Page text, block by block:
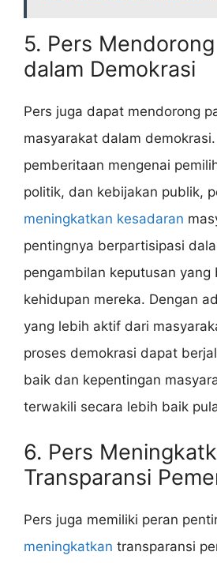
5. Pers
dalam Demokrasi
Pers juga dapat mendorong
masyarakat dalam
pemberitaan mengenai
politik, dan kebijakan publik,
meningkatkan kesadaran
pentingnya berpartisipasi
pengambilan keputusan yang
kehidupan mereka. Dengan
yang lebih aktif dari
proses demokrasi dapat
baik dan kepentingan
terwakili secara lebih baik
6. Pers
Transparansi
Pers juga memiliki peran
meningkatkan transparansi